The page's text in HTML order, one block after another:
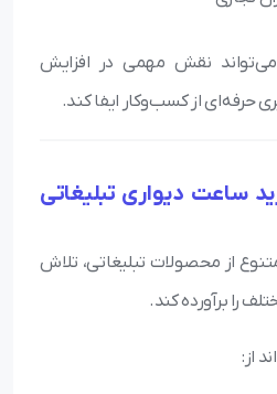
می‌تواند نقش مهمی در افزایش
حرفه‌ای از کسب‌وکار ایفا کند.
ساعت دیواری تبلیغاتی
از محصولات تبلیغاتی، تلاش
را برآورده کند.
از: